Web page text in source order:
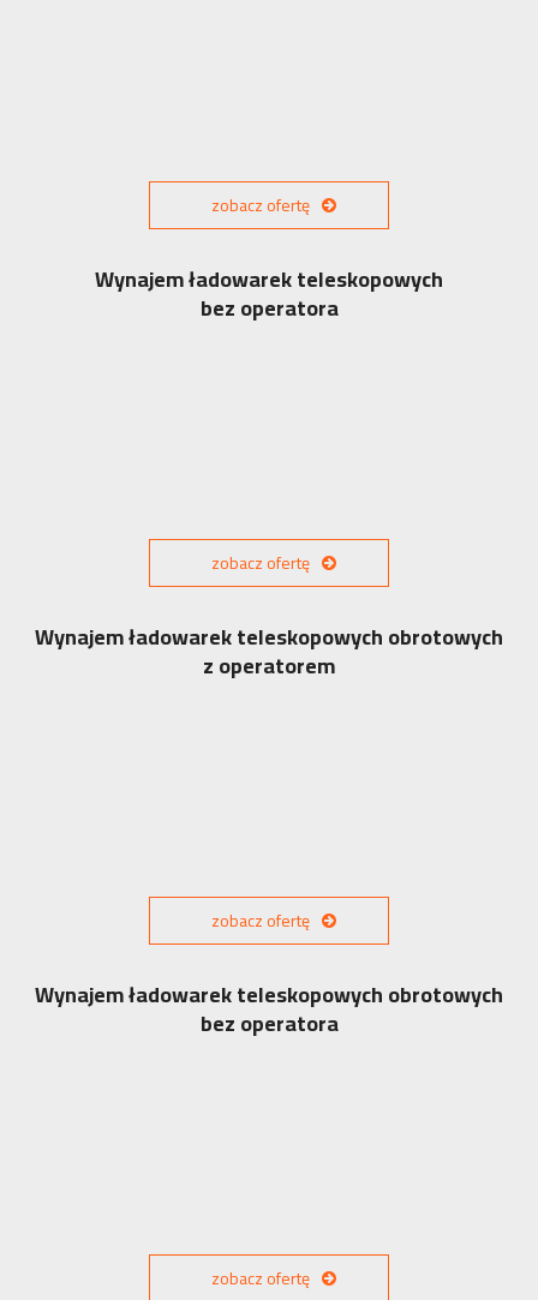
zobacz ofertę
Wynajem ładowarek teleskopowych
bez operatora
zobacz ofertę
Wynajem ładowarek teleskopowych obrotowych
z operatorem
zobacz ofertę
Wynajem ładowarek teleskopowych obrotowych
bez operatora
zobacz ofertę